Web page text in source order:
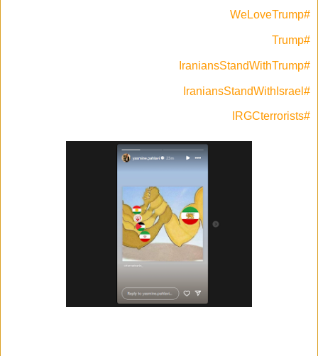
#WeLoveTrump
#Trump
#IraniansStandWithTrump
#IraniansStandWithIsrael
#IRGCterrorists